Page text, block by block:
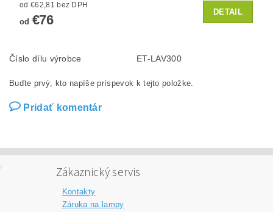
od €62,81 bez DPH
od €76
DETAIL
Číslo dílu výrobce ET-LAV300
Buďte prvý, kto napíše príspevok k tejto položke.
Pridať komentár
Zákaznický servis
Kontakty
Záruka na lampy